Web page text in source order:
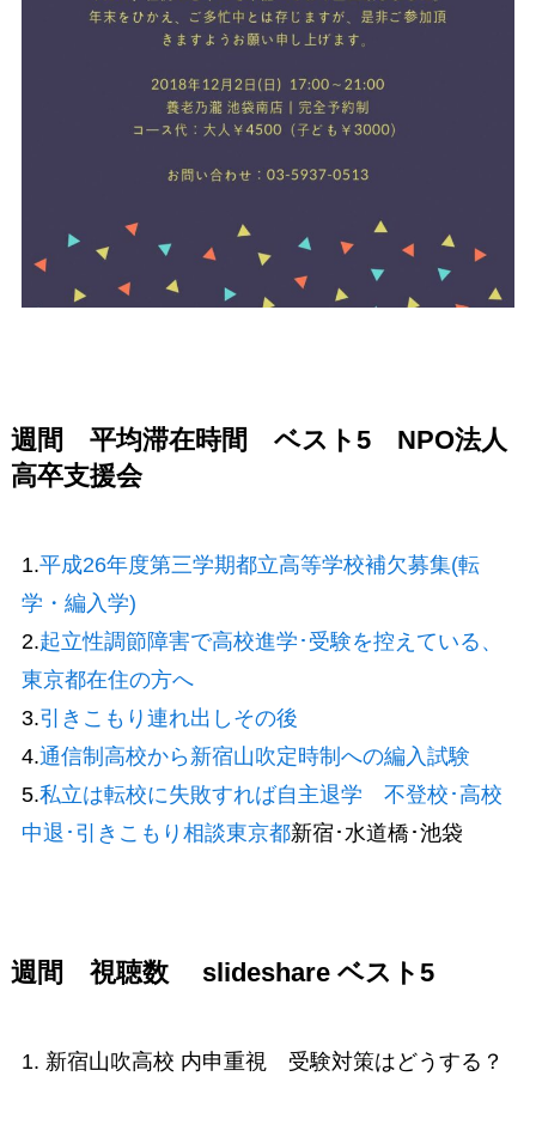
週間 平均滞在時間 ベスト5 NPO法人
高卒支援会
1.平成26年度第三学期都立高等学校補欠募集(転
学・編入学)
2.起立性調節障害で高校進学･受験を控えている、
東京都在住の方へ
3.引きこもり連れ出しその後
4.通信制高校から新宿山吹定時制への編入試験
5.私立は転校に失敗すれば自主退学 不登校･高校
中退･引きこもり相談東京都新宿･水道橋･池袋
週間 視聴数 slideshare ベスト5
1. 新宿山吹高校 内申重視 受験対策はどうする？